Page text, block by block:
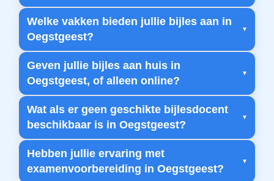
Welke vakken bieden jullie bijles aan in
Oegstgeest?
Geven jullie bijles aan huis in
Oegstgeest, of alleen online?
Wat als er geen geschikte bijlesdocent
beschikbaar is in Oegstgeest?
Hebben jullie ervaring met
examenvoorbereiding in Oegstgeest?